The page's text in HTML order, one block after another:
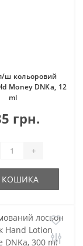
ш кольоровий
Money DNKa, 12
ml
грн.
+
КОШИКА